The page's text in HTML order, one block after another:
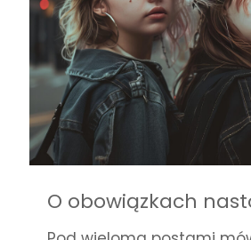
O obowiązkach